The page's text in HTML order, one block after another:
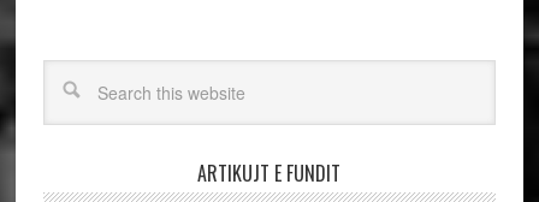
ARTIKUJT E FUNDIT